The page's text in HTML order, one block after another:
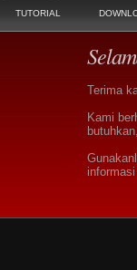
TUTORIAL
Terima
Kami